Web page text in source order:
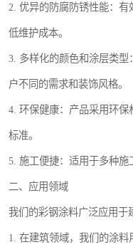
2. 优异的防腐防锈性能：
低维护成本。
3. 多样化的颜色和涂层类
户不同的需求和装饰风格。
4. 环保健康：产品采用环
标准。
5. 施工便捷：适用于多种施
二、应用领域
我们的彩钢涂料广泛应用于
1. 在建筑领域，我们的涂